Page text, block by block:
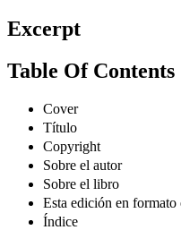
Excerpt
Table Of Contents
Cover
Título
Copyright
Sobre el autor
Sobre el libro
Esta edición en formato
Índice